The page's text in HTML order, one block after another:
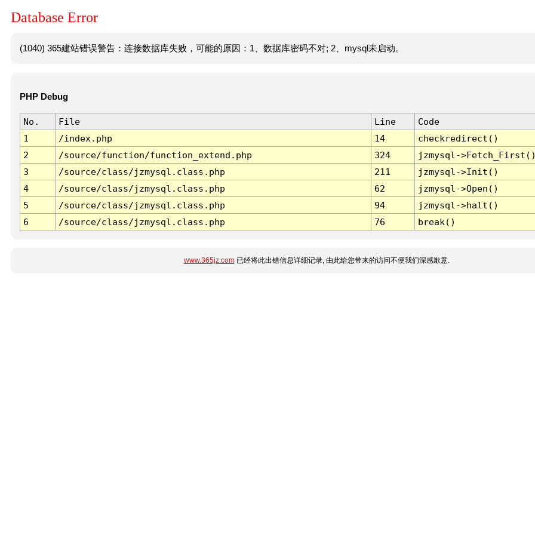
Database Error
(1040) 365建站错误警告：连接数据库失败，可能的原因：1、数据库密码不对; 2、mysql未启动。
PHP Debug
No. File Line
Code
1
/index.php 14
checkredirect()
2
/source/function/function_extend.php 324
jzmysql-
3
/source/class/jzmysql.class.php 211
jzmysql->Init()
4
/source/class/jzmysql.class.php 62
jzmysql->Open()
5
/source/class/jzmysql.class.php 94
jzmysql->halt()
6
/source/class/jzmysql.class.php 76 break()
www.365jz.com已经将此出错信息详细记录, 由此给您带来的访问不便我们深感歉意.